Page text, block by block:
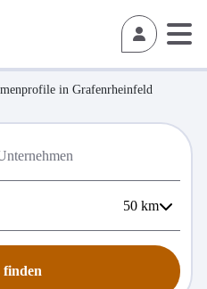
in Grafenrheinfeld
50 km
finden